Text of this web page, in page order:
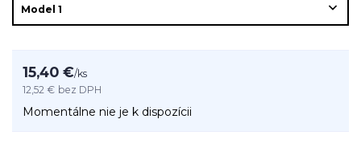
15,40 €/ks
12,52 € bez DPH
Momentálne nie je k dispozícii